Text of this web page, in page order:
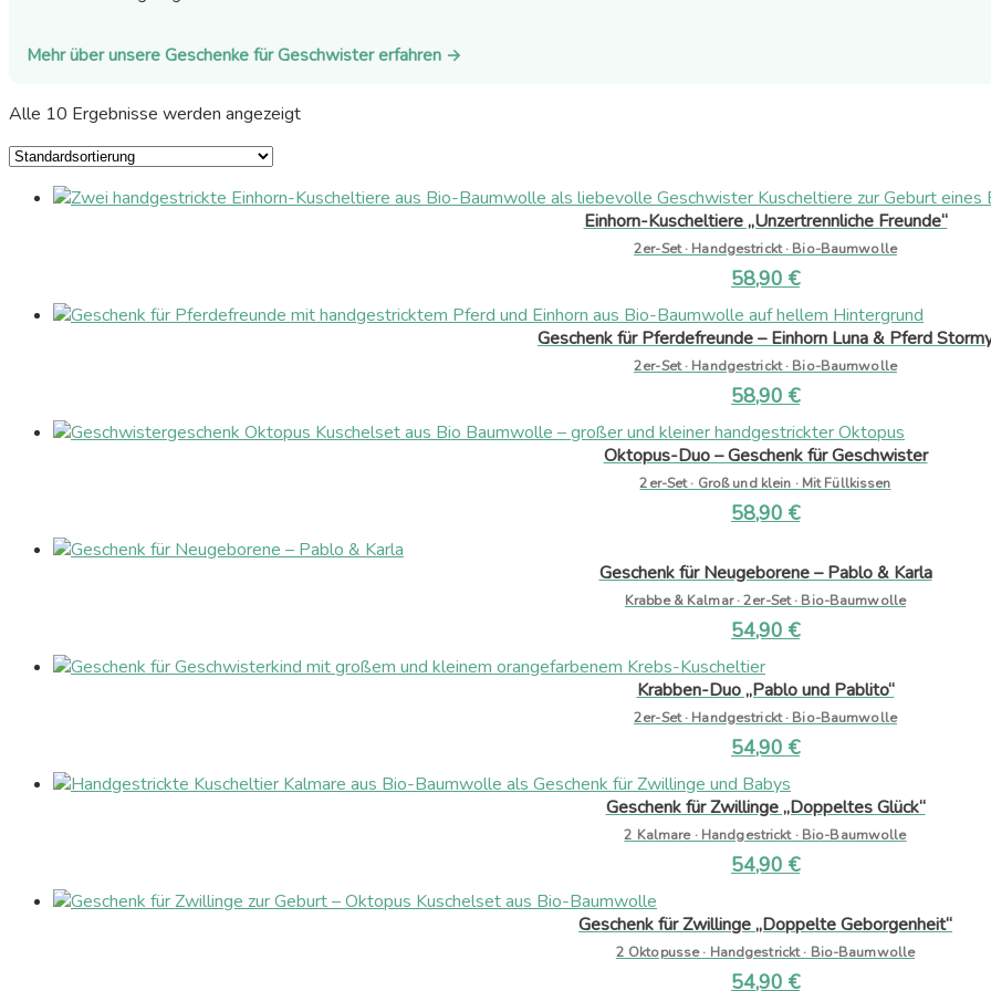
Mehr über unsere Geschenke für Geschwister erfahren →
Alle 10 Ergebnisse werden angezeigt
Einhorn-Kuscheltiere „Unzertrennliche Freunde“
2er-Set · Handgestrickt · Bio-Baumwolle
58,90 €
Geschenk für Pferdefreunde – Einhorn Luna & Pferd
2er-Set · Handgestrickt · Bio-Baumwolle
58,90 €
Oktopus-Duo – Geschenk für Geschwister
2er-Set · Groß und klein · Mit Füllkissen
58,90 €
Geschenk für Neugeborene – Pablo & Karla
Krabbe & Kalmar · 2er-Set · Bio-Baumwolle
54,90 €
Krabben-Duo „Pablo und Pablito“
2er-Set · Handgestrickt · Bio-Baumwolle
54,90 €
Geschenk für Zwillinge „Doppeltes Glück“
2 Kalmare · Handgestrickt · Bio-Baumwolle
54,90 €
Geschenk für Zwillinge „Doppelte Geborgenheit“
2 Oktopusse · Handgestrickt · Bio-Baumwolle
54,90 €